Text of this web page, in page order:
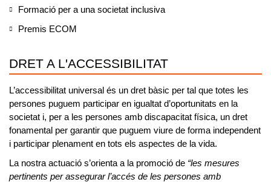
Formació per a una societat inclusiva
Premis ECOM
DRET A L'ACCESSIBILITAT
L’accessibilitat universal és un dret bàsic per tal que totes les
persones puguem participar en igualtat d’oportunitats en la
societat i, per a les persones amb discapacitat física, un dret
fonamental per garantir que puguem viure de forma independent
i participar plenament en tots els aspectes de la vida.
La nostra actuació s’orienta a la promoció de “les mesures
pertinents per assegurar l’accés de les persones amb